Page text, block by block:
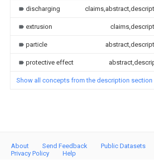
discharging
extrusion
particle
protective effect
Show all concepts from the description section
About Send Feedback Public Datasets
Privacy Policy
Help